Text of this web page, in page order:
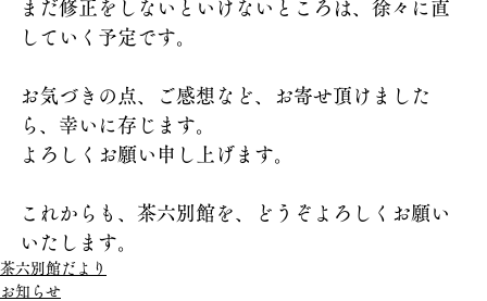
まだ修正をしないといけないところは、徐々に直
していく予定です。
お気づきの点、ご感想など、お寄せ頂けました
ら、幸いに存じます。
よろしくお願い申し上げます。
これからも、茶六別館を、どうぞよろしくお願い
いたします。
茶六別館だより
お知らせ